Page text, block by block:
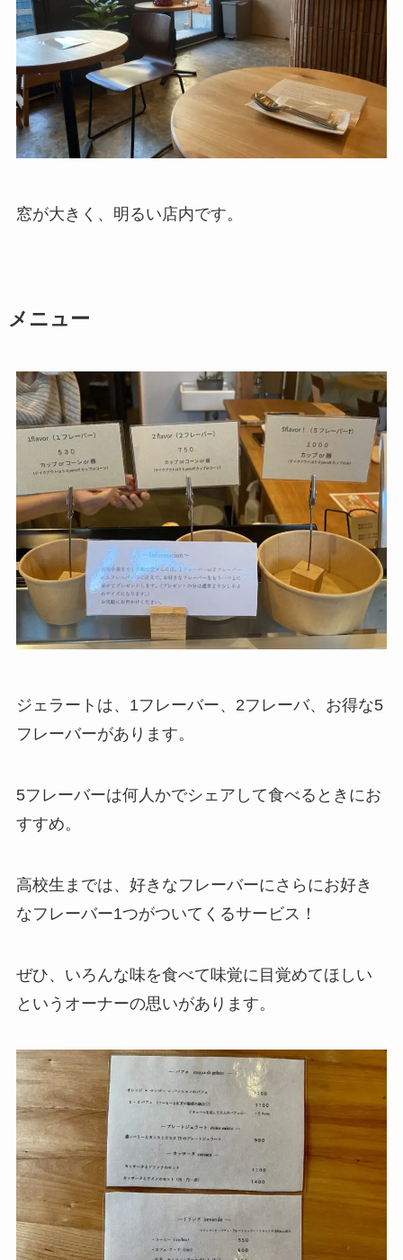
窓が大きく、明るい店内です。
メニュー
ジェラートは、1フレーバー、2フレーバ、お得な5
フレーバーがあります。
5フレーバーは何人かでシェアして食べるときにお
すすめ。
高校生までは、好きなフレーバーにさらにお好き
なフレーバー1つがついてくるサービス！
ぜひ、いろんな味を食べて味覚に目覚めてほしい
というオーナーの思いがあります。